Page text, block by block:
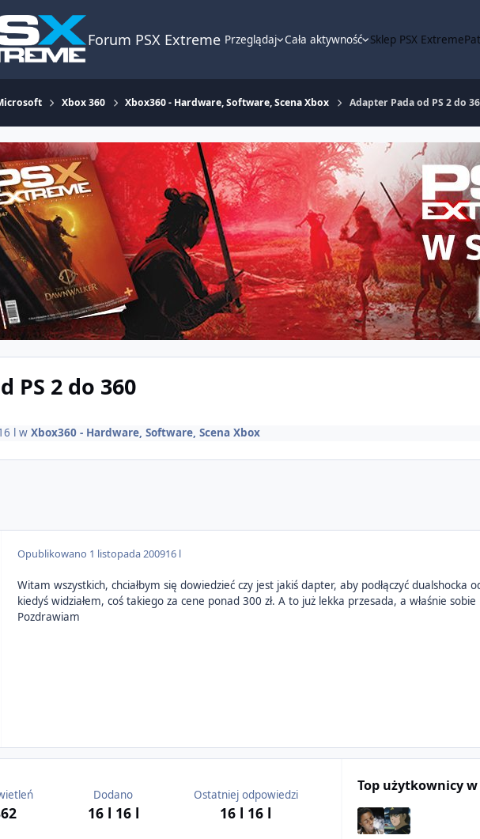
Forum PSX Extreme Przeglądaj Cała aktywność Sklep PSX Extreme
Xbox 360 Xbox360 - Hardware, Software, Scena Xbox Adapter Pada od PS 2 do
PS 2 do 360
lwXbox360 - Hardware, Software, Scena Xbox
Opublikowano 1 listopada 200916 l
Witam wszystkich, chciałbym się dowiedzieć czy jest jakiś dapter, aby podłączyć
kiedyś widziałem, coś takiego za cene ponad 300 zł. A to już lekka przesada, a właśnie
Pozdrawiam
Dodano
16 l 16 l
Ostatniej odpowiedzi
16 l 16 l
Top użytkownicy